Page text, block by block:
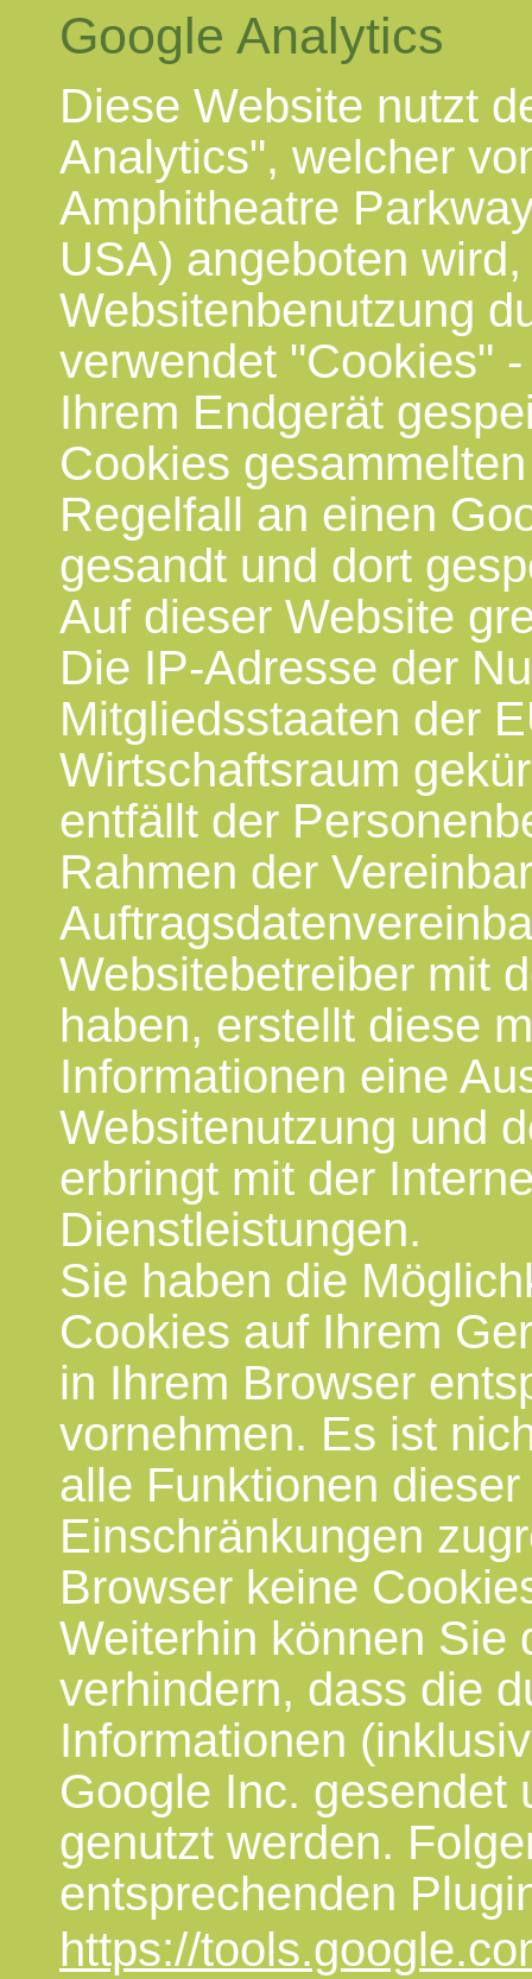
Google Analytics
Diese Website nutzt
Analytics", welcher
Amphitheatre
USA) angeboten
Websitenbenutzung
verwendet "Cookies"
Ihrem Endgerät
Cookies
Regelfall an einen
gesandt und dort
Auf dieser Website
Die IP-Adresse der
Mitgliedsstaaten der
Wirtschaftsraum
entfällt der
Rahmen der
Websitebetreiber mit
haben, erstellt diese
Informationen eine
Websitenutzung und
erbringt mit der
Dienstleistungen.
Sie haben die
Cookies auf Ihrem
in Ihrem Browser
vornehmen. Es ist
alle Funktionen
Einschränkungen
Browser keine
Weiterhin können Sie
verhindern, dass die
Informationen
Google Inc. gesendet
genutzt werden.
entsprechenden
https://